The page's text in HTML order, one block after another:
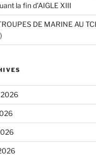
la fin d’AIGLE XIII
DE MARINE AU